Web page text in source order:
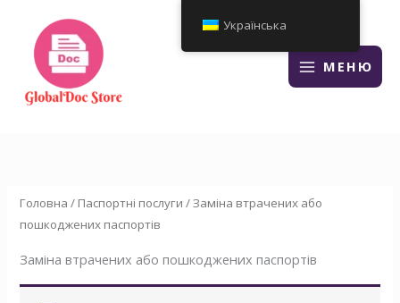
змісту
МЕНЮ
Головна / Паспортні послуги / Заміна втрачених або
пошкоджених паспортів
Заміна втрачених або пошкоджених паспортів
Українська